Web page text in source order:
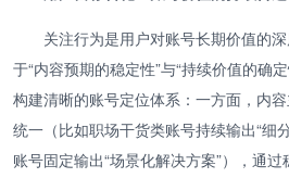
关注行为是用户对账号长期价值的
于“内容预期的稳定性”与“持续价值的确
构建清晰的账号定位体系：一方面，内
统一（比如职场干货类账号持续输出“细
账号固定输出“场景化解决方案”），通